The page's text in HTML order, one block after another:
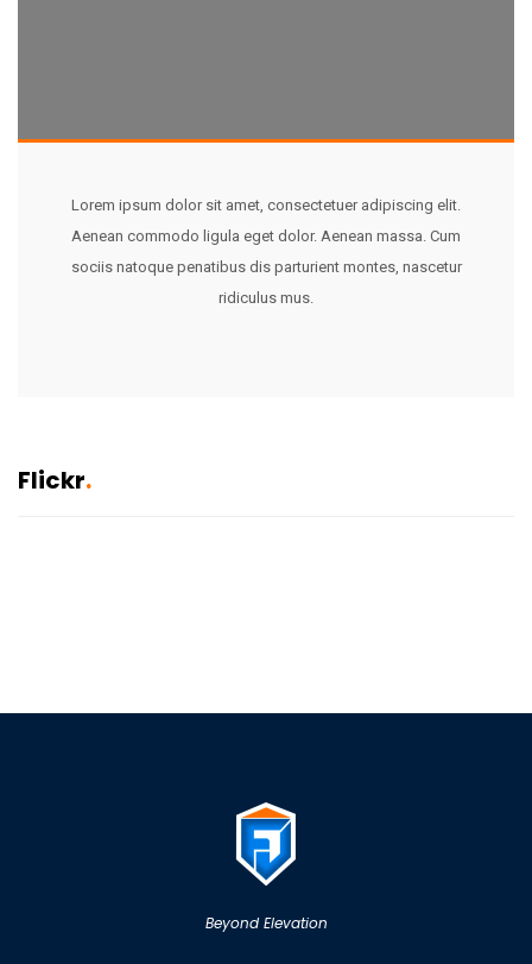
Lorem ipsum dolor sit amet, consectetuer adipiscing elit.
Aenean commodo ligula eget dolor. Aenean massa. Cum
sociis natoque penatibus dis parturient montes, nascetur
ridiculus mus.
Flickr
Beyond Elevation